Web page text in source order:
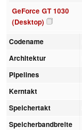
GeForce GT 1030
(Desktop)
Codename
Architektur
Pipelines
Kerntakt
Speichertakt
Speicherbandbreite